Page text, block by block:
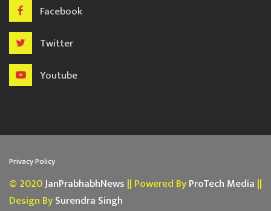
Facebook
Twitter
Youtube
Privacy Policy
© 2020JanPrabhabhNews || Powered ByProTech Media ||
Design BySurendra Singh